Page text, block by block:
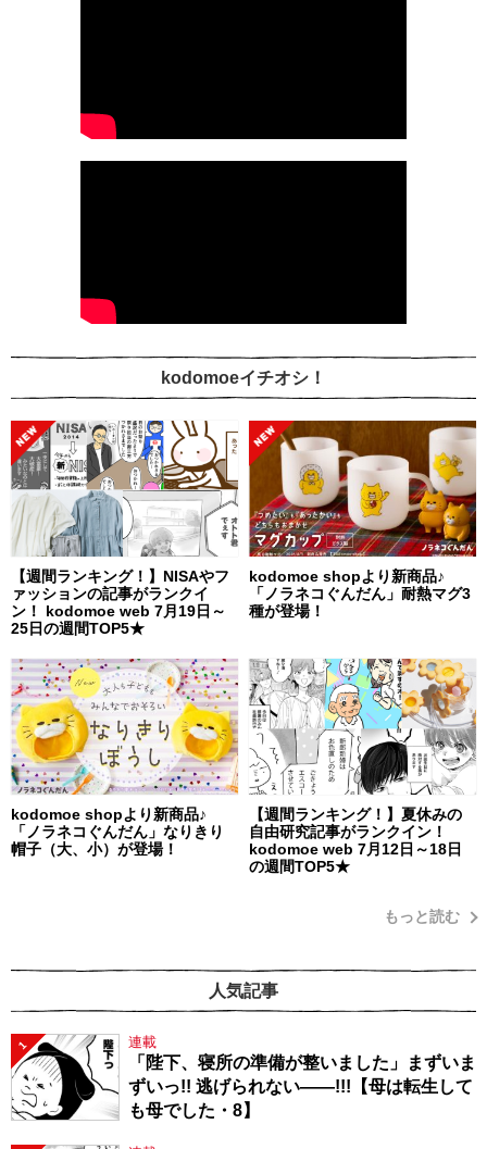
kodomoeイチオシ！
【週間ランキング！】NISAやフ
ァッションの記事がランクイ
ン！ kodomoe web 7月19日～
25日の週間TOP5★
kodomoe shopより新商品♪
「ノラネコぐんだん」耐熱マグ3
種が登場！
kodomoe shopより新商品♪
「ノラネコぐんだん」なりきり
帽子（大、小）が登場！
【週間ランキング！】夏休みの
自由研究記事がランクイン！
kodomoe web 7月12日～18日
の週間TOP5★
もっと読む
人気記事
1 連載
「陛下、寝所の準備が整いました」まずいま
ずいっ!! 逃げられない――!!!【母は転生して
も母でした・8】